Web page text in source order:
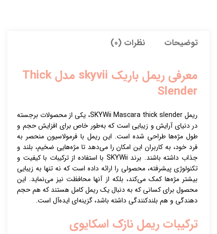
توضیحات نظرات (0)
معرفی ریمل باریک skyvii مدل Thick
Slender
ریمل SKYWii Mascara thick slender، یکی از محصولات برجسته
در دنیای آرایش و زیبایی است که به‌طور خاص برای افزایش حجم و
طول مژه‌ها طراحی شده است. این ریمل با فرمولاسیون منحصر به
فرد خود، به کاربران این امکان را می‌دهد تا مژه‌هایی ضخیم، بلند و
جذاب داشته باشند. برند SKYWii با استفاده از ترکیبات با کیفیت و
تکنولوژی پیشرفته، محصولی را ارائه داده است که نه تنها به زیبایی
بیشتر مژه‌ها کمک می‌کند، بلکه از آنها محافظت نیز می‌نماید. این
محصول برای کسانی که به دنبال یک ریمل کامل هستند که هم حجم
دهندگی و هم بلندکنندگی داشته باشد، گزینه‌ای ایده‌آل است.
ترکیبات ریمل نازک اسکایوی